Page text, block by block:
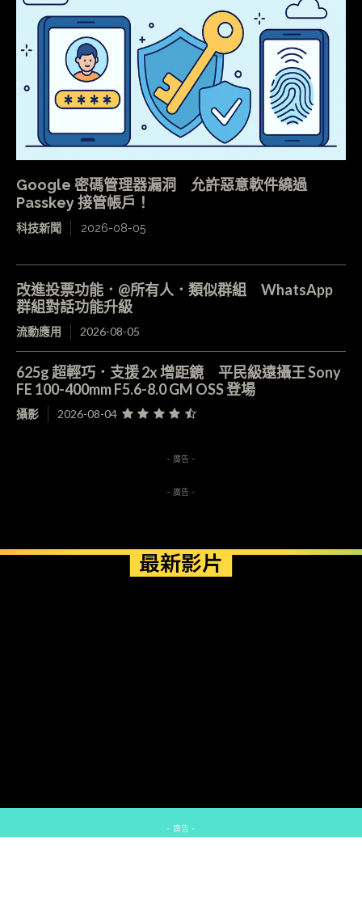
Google 密碼管理器漏洞 允許惡意軟件繞過
Passkey 接管帳戶！
科技新聞 2026-08-05
改進投票功能．@所有人．類似群組 WhatsApp
群組對話功能升級
流動應用 2026-08-05
625g 超輕巧．支援 2x 增距鏡 平民級遠攝王 Sony
FE 100-400mm F5.6-8.0 GM OSS 登場
攝影 2026-08-04
- 廣告 -
- 廣告 -
最新影片
- 廣告 -